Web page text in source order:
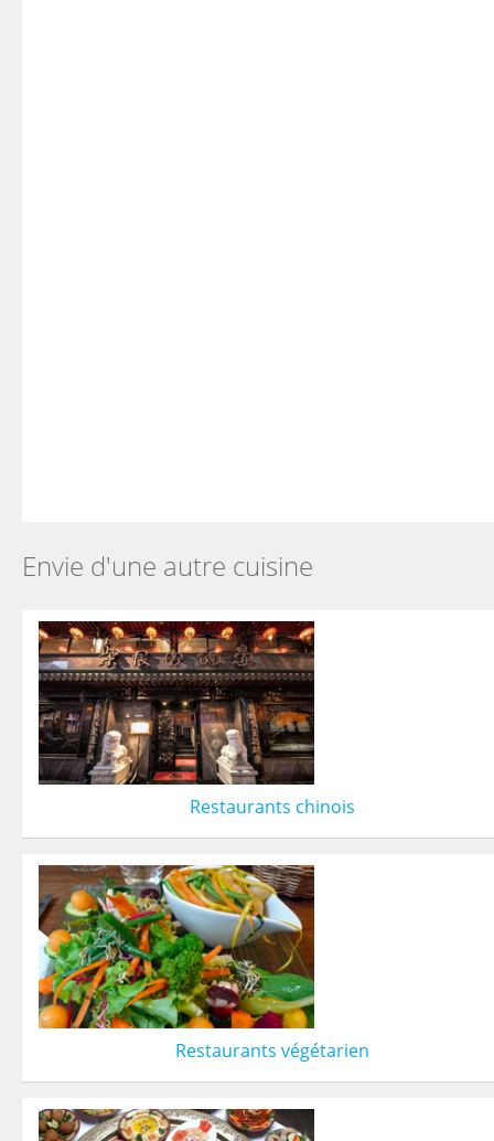
Envie d'une autre cuisine
Restaurants chinois
Restaurants végétarien